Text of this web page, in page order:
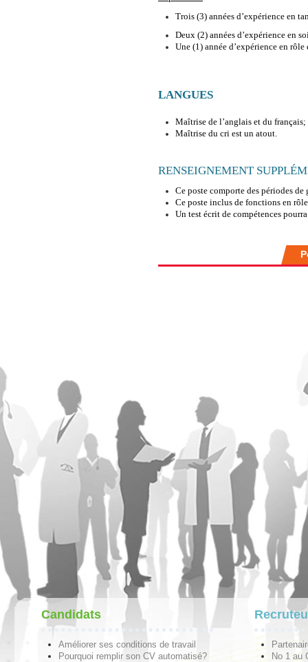
Trois (3) années d’expérience en
Deux (2) années d’expérience en
Une (1) année d’expérience en
LANGUES
Maîtrise de l’anglais et du français;
Maîtrise du cri est un atout.
RENSEIGNEMENT
Ce poste comporte des périodes
Ce poste inclus de fonctions en
Un test écrit de compétences
Candidats
Améliorer ses conditions de travail
Pourquoi remplir son CV automatisé?
No 1 au